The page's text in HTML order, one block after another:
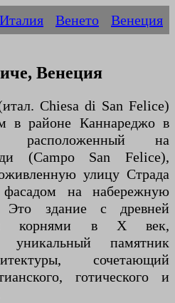
Италия Венето Венеция
Венеция
Chiesa di San Felice)
в районе Каннареджо в
расположенный на
(Campo San Felice),
улицу Страда
на набережную
Это здание с древней
корнями в X век,
уникальный памятник
сочетающий
готического и